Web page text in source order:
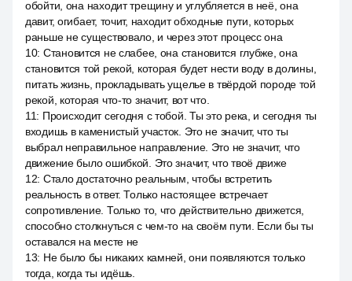
обойти, она находит трещину и углубляется в неё, она
давит, огибает, точит, находит обходные пути, которых
раньше не существовало, и через этот процесс она
10: Становится не слабее, она становится глубже, она
становится той рекой, которая будет нести воду в долины,
питать жизнь, прокладывать ущелье в твёрдой породе той
рекой, которая что-то значит, вот что.
11: Происходит сегодня с тобой. Ты это река, и сегодня ты
входишь в каменистый участок. Это не значит, что ты
выбрал неправильное направление. Это не значит, что
движение было ошибкой. Это значит, что твоё движе
12: Стало достаточно реальным, чтобы встретить
реальность в ответ. Только настоящее встречает
сопротивление. Только то, что действительно движется,
способно столкнуться с чем-то на своём пути. Если бы ты
оставался на месте не
13: Не было бы никаких камней, они появляются только
тогда, когда ты идёшь.